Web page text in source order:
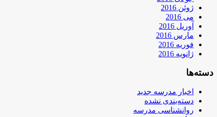
ژوئن 2016
می 2016
آوریل 2016
مارس 2016
فوریه 2016
ژانویه 2016
دسته‌ها
اخبار مدرسه جدید
دسته‌بندی نشده
روانشناسی مدرسه